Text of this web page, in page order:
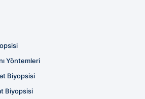
Yöntemleri
Biyopsisi
Biyopsisi